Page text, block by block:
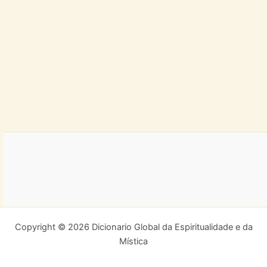
Copyright © 2026 Dicionario Global da Espiritualidade e da
Mística